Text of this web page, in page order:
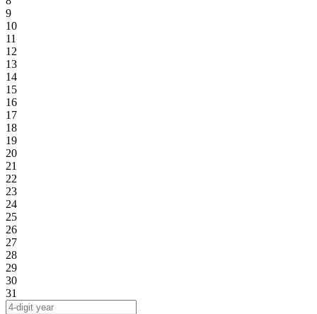
9
10
11
12
13
14
15
16
17
18
19
20
21
22
23
24
25
26
27
28
29
30
31